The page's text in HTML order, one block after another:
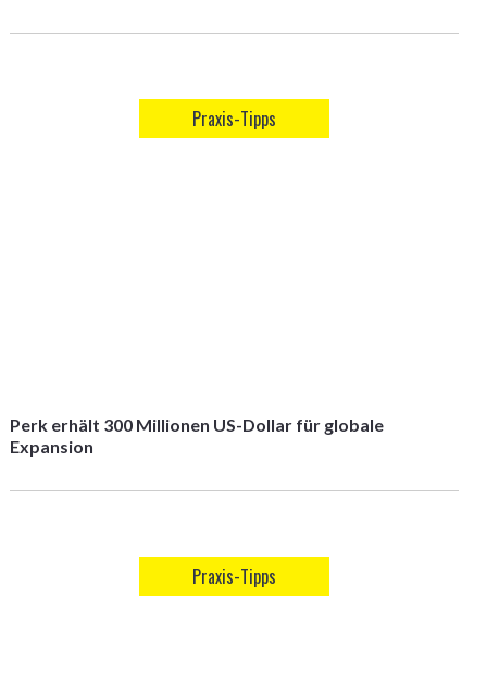
Praxis-Tipps
Perk erhält 300 Millionen US-Dollar für globale
Expansion
Praxis-Tipps